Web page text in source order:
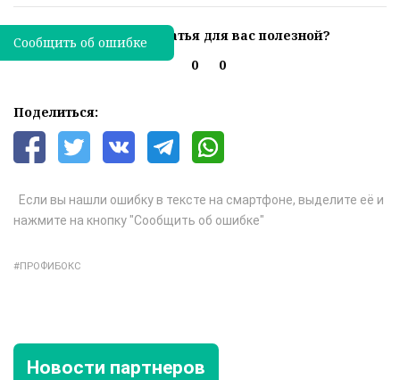
Была ли эта статья для вас полезной?
0
0
Поделиться:
Если вы нашли ошибку в тексте на смартфоне, выделите её и
нажмите на кнопку "Сообщить об ошибке"
ПРОФИБОКС
Сообщить об ошибке
Новости партнеров